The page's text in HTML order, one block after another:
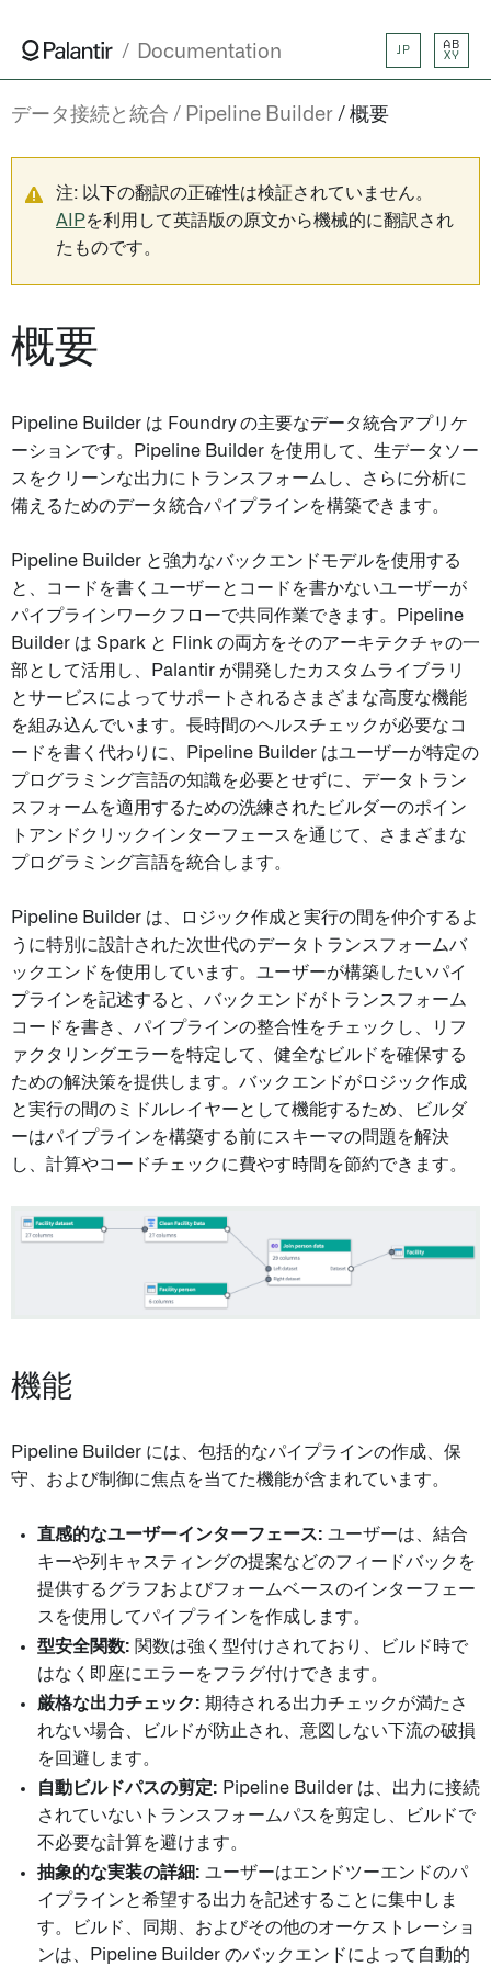
Documentation JP
AB
XY
データ接続と統合 Pipeline Builder 概要
注: 以下の翻訳の正確性は検証されていません。
AIPを利用して英語版の原文から機械的に翻訳され
たものです。
概要
Pipeline Builder は Foundry の主要なデータ統合アプリケ
ーションです。Pipeline Builder を使用して、生データソー
スをクリーンな出力にトランスフォームし、さらに分析に
備えるためのデータ統合パイプラインを構築できます。
Pipeline Builder と強力なバックエンドモデルを使用する
と、コードを書くユーザーとコードを書かないユーザーが
パイプラインワークフローで共同作業できます。Pipeline
Builder は Spark と Flink の両方をそのアーキテクチャの一
部として活用し、Palantir が開発したカスタムライブラリ
とサービスによってサポートされるさまざまな高度な機能
を組み込んでいます。長時間のヘルスチェックが必要なコ
ードを書く代わりに、Pipeline Builder はユーザーが特定の
プログラミング言語の知識を必要とせずに、データトラン
スフォームを適用するための洗練されたビルダーのポイン
トアンドクリックインターフェースを通じて、さまざまな
プログラミング言語を統合します。
Pipeline Builder は、ロジック作成と実行の間を仲介するよ
うに特別に設計された次世代のデータトランスフォームバ
ックエンドを使用しています。ユーザーが構築したいパイ
プラインを記述すると、バックエンドがトランスフォーム
コードを書き、パイプラインの整合性をチェックし、リフ
ァクタリングエラーを特定して、健全なビルドを確保する
ための解決策を提供します。バックエンドがロジック作成
と実行の間のミドルレイヤーとして機能するため、ビルダ
ーはパイプラインを構築する前にスキーマの問題を解決
し、計算やコードチェックに費やす時間を節約できます。
機能
Pipeline Builder には、包括的なパイプラインの作成、保
守、および制御に焦点を当てた機能が含まれています。
直感的なユーザーインターフェース: ユーザーは、結合
キーや列キャスティングの提案などのフィードバックを
提供するグラフおよびフォームベースのインターフェー
スを使用してパイプラインを作成します。
型安全関数: 関数は強く型付けされており、ビルド時で
はなく即座にエラーをフラグ付けできます。
厳格な出力チェック: 期待される出力チェックが満たさ
れない場合、ビルドが防止され、意図しない下流の破損
を回避します。
自動ビルドパスの剪定: Pipeline Builder は、出力に接続
されていないトランスフォームパスを剪定し、ビルドで
不必要な計算を避けます。
抽象的な実装の詳細: ユーザーはエンドツーエンドのパ
イプラインと希望する出力を記述することに集中しま
す。ビルド、同期、およびその他のオーケストレーショ
ンは、Pipeline Builder のバックエンドによって自動的